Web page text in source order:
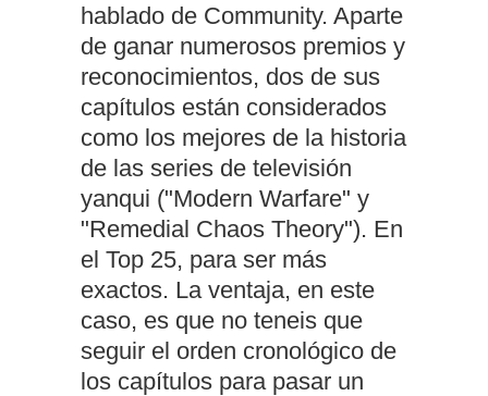
hablado de Community. Aparte
de ganar numerosos premios y
reconocimientos, dos de sus
capítulos están considerados
como los mejores de la historia
de las series de televisión
yanqui ("Modern Warfare" y
"Remedial Chaos Theory"). En
el Top 25, para ser más
exactos. La ventaja, en este
caso, es que no teneis que
seguir el orden cronológico de
los capítulos para pasar un